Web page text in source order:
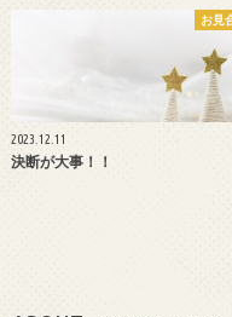
お見
2023.12.11
決断が大事！！